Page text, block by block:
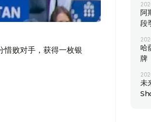
败对手，获得一枚银
阿
段
哈
牌
未